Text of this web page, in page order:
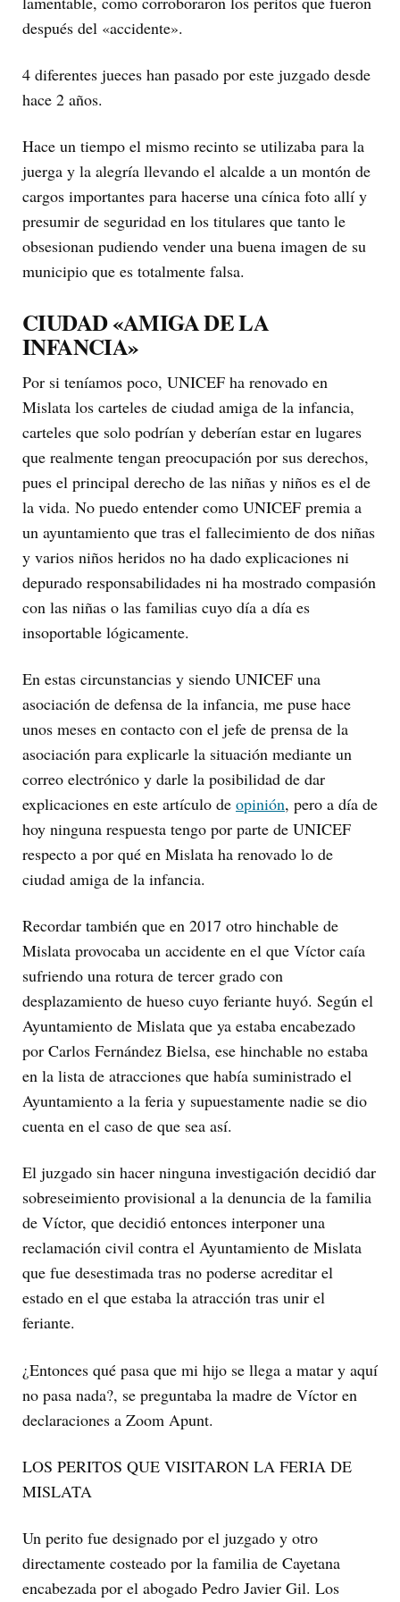
después del «accidente».
4 diferentes jueces han pasado por este juzgado desde
hace 2 años.
Hace un tiempo el mismo recinto se utilizaba para la
juerga y la alegría llevando el alcalde a un montón de
cargos importantes para hacerse una cínica foto allí y
presumir de seguridad en los titulares que tanto le
obsesionan pudiendo vender una buena imagen de su
municipio que es totalmente falsa.
CIUDAD «AMIGA DE LA
INFANCIA»
Por si teníamos poco, UNICEF ha renovado en
Mislata los carteles de ciudad amiga de la infancia,
carteles que solo podrían y deberían estar en lugares
que realmente tengan preocupación por sus derechos,
pues el principal derecho de las niñas y niños es el de
la vida. No puedo entender como UNICEF premia a
un ayuntamiento que tras el fallecimiento de dos niñas
y varios niños heridos no ha dado explicaciones ni
depurado responsabilidades ni ha mostrado compasión
con las niñas o las familias cuyo día a día es
insoportable lógicamente.
En estas circunstancias y siendo UNICEF una
asociación de defensa de la infancia, me puse hace
unos meses en contacto con el jefe de prensa de la
asociación para explicarle la situación mediante un
correo electrónico y darle la posibilidad de dar
explicaciones en este artículo de opinión, pero a día de
hoy ninguna respuesta tengo por parte de UNICEF
respecto a por qué en Mislata ha renovado lo de
ciudad amiga de la infancia.
Recordar también que en 2017 otro hinchable de
Mislata provocaba un accidente en el que Víctor caía
sufriendo una rotura de tercer grado con
desplazamiento de hueso cuyo feriante huyó. Según el
Ayuntamiento de Mislata que ya estaba encabezado
por Carlos Fernández Bielsa, ese hinchable no estaba
en la lista de atracciones que había suministrado el
Ayuntamiento a la feria y supuestamente nadie se dio
cuenta en el caso de que sea así.
El juzgado sin hacer ninguna investigación decidió dar
sobreseimiento provisional a la denuncia de la familia
de Víctor, que decidió entonces interponer una
reclamación civil contra el Ayuntamiento de Mislata
que fue desestimada tras no poderse acreditar el
estado en el que estaba la atracción tras unir el
feriante.
¿Entonces qué pasa que mi hijo se llega a matar y aquí
no pasa nada?, se preguntaba la madre de Víctor en
declaraciones a Zoom Apunt.
LOS PERITOS QUE VISITARON LA FERIA DE
MISLATA
Un perito fue designado por el juzgado y otro
directamente costeado por la familia de Cayetana
encabezada por el abogado Pedro Javier Gil. Los